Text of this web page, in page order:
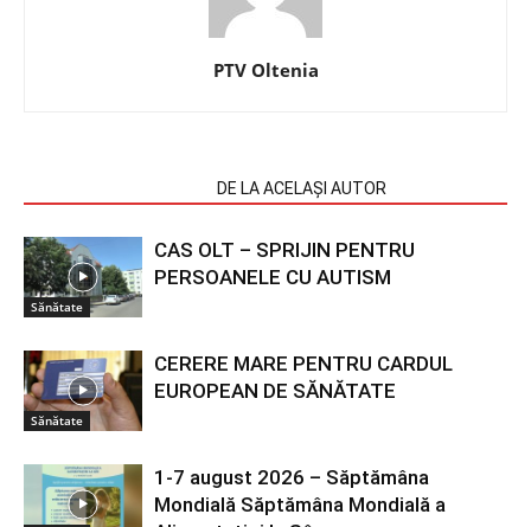
PTV Oltenia
DE LA ACELAȘI AUTOR
Sănătate
CAS OLT – SPRIJIN PENTRU
PERSOANELE CU AUTISM
Sănătate
CERERE MARE PENTRU CARDUL
EUROPEAN DE SĂNĂTATE
1-7 august 2026 – Săptămâna
Mondială Săptămâna Mondială a